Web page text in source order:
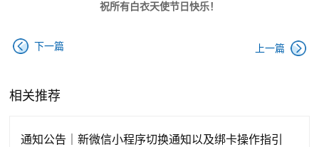
祝所有白衣天使节日快乐！
下一篇 上一篇
相关推荐
通知公告｜新微信小程序切换通知以及绑卡操作指引